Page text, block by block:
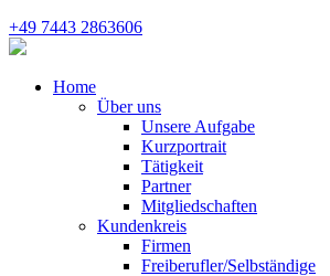
+49 7443 2863606
Home
Über uns
Unsere Aufgabe
Kurzportrait
Tätigkeit
Partner
Mitgliedschaften
Kundenkreis
Firmen
Freiberufler/Selbständige